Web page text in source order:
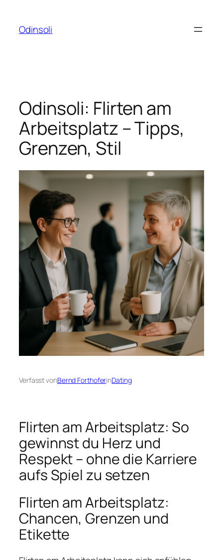
springen
Odinsoli
Odinsoli: Flirten am
Arbeitsplatz – Tipps,
Grenzen, Stil
Verfasst vonBernd ForthoferinDating
Flirten am Arbeitsplatz: So
gewinnst du Herz und
Respekt – ohne die Karriere
aufs Spiel zu setzen
Flirten am Arbeitsplatz:
Chancen, Grenzen und
Etikette